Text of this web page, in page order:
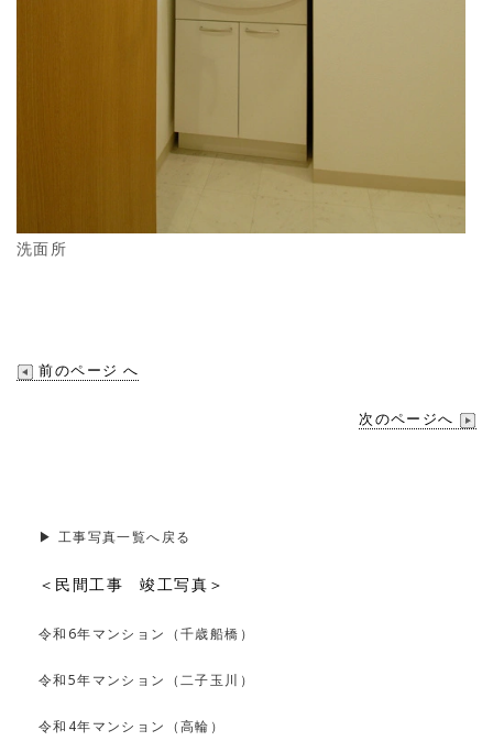
洗面所
前のページ へ
次のページへ
▶︎ 工事写真一覧へ戻る
＜民間工事 竣工写真＞
令和6年マンション（千歳船橋）
令和5年マンション（二子玉川）
令和4年マンション（高輪）